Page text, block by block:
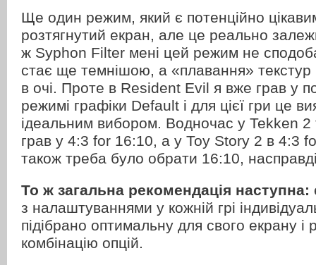
Ще один режим, який є потенційно
розтягнутий екран, але це реально
ж Syphon Filter мені цей режим не
стає ще темнішою, а «плавання» текстур
в очі. Проте в Resident Evil я вже грав у
режимі графіки Default і для цієї гри це
ідеальним вибором. Водночас у Tekken
грав у 4:3 for 16:10, а у Toy Story 2 в 4:3
також треба було обрати 16:10,
То ж загальна рекомендація наступна:
з налаштуваннями у кожній грі
підібрано оптимальну для свого екрану
комбінацію опцій.